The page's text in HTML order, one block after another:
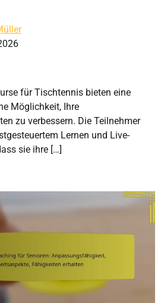
für Tischtennis bieten eine
Möglichkeit, Ihre
zu verbessern. Die Teilnehmer
Lernen und Live-
sie ihre […]